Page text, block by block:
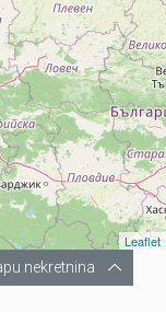
Leaflet
nekretnina